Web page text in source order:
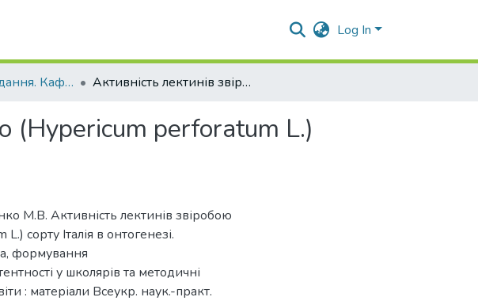
Log In
Друковані видання. Кафедра землеробства і агрохімії ім. В.І.Сазанова Активність лектинів звіробою звичайного (Hypericum perforatum L.) сорту Італія в онтогенезі.
(Hypericum perforatum L.)
М.В. Активність лектинів звіробою
сорту Італія в онтогенезі.
формування
у школярів та методичні
: матеріали Всеукр. наук.-практ.